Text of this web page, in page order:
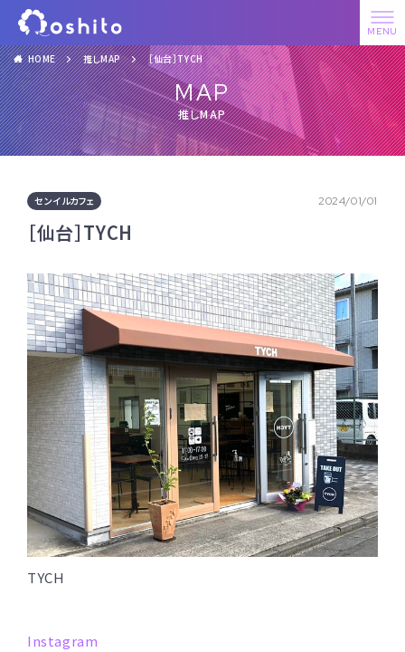
HOME 推しMAP ［仙台］TYCH
MAP
推しMAP
センイルカフェ 2024/01/01
［仙台］TYCH
TYCH
Instagram